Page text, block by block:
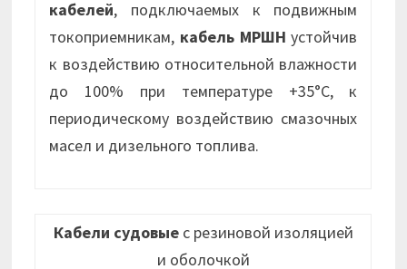
кабелей, подключаемых к подвижным
токоприемникам, кабель МРШН устойчив
к воздействию относительной влажности
до 100% при температуре +35°С, к
периодическому воздействию смазочных
масел и дизельного топлива.
Кабели судовыес резиновой изоляцией
и оболочкой